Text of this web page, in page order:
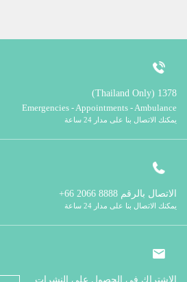
1378 (Thailand Only)
Emergencies - Appointments - Ambulance
يمكنك الاتصال بنا على مدار 24 ساعة
الاتصال بالرقم
يمكنك الاتصال بنا على مدار 24 ساعة
الاشتراك في الحصول على النشرات